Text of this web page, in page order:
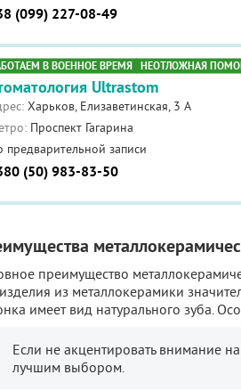
(099) 227-08-49
Ultrastom
Харьков, Елизаветинская, 3 А
Проспект Гагарина
предварительной записи
(50) 983-83-50
В ВОЕННОЕ ВРЕМЯ НЕОТЛОЖНАЯ
преимущество
из металлокерамики
имеет вид натурального зуба.
Если не акцентировать внимание
лучшим выбором.